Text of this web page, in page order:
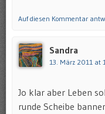
Auf diesen Kommentar
Sandra
13. März 2011 at
Jo klar aber Leben
runde Scheibe